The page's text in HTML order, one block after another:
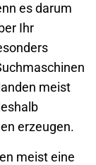
es darum
Ihr
meist
erzeugen.
meist eine